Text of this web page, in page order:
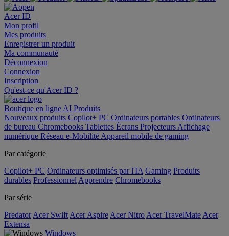
Acer ID
Mon profil
Mes produits
Enregistrer un produit
Ma communauté
Déconnexion
Connexion
Inscription
Qu'est-ce qu'Acer ID ?
Boutique en ligne AI Produits
Nouveaux produits Copilot+ PC Ordinateurs portables Ordinateurs
de bureau Chromebooks Tablettes Écrans Projecteurs Affichage
numérique Réseau e-Mobilité Appareil mobile de gaming
Par catégorie
Copilot+ PC Ordinateurs optimisés par l'IA Gaming Produits
durables Professionnel Apprendre Chromebooks
Par série
Predator Acer Swift Acer Aspire Acer Nitro Acer TravelMate Acer
Extensa
Windows